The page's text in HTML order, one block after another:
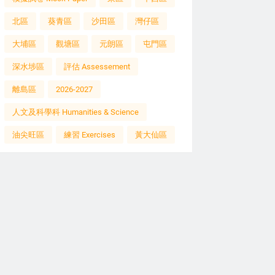
北區 葵青區 沙田區 灣仔區
大埔區 觀塘區 元朗區 屯門區
深水埗區 評估 Assessement
離島區 2026-2027
人文及科學科 Humanities & Science
油尖旺區 練習 Exercises 黃大仙區